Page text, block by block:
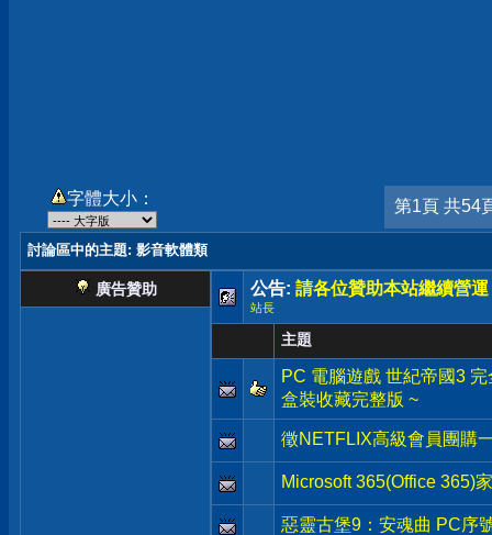
字體大小： 第1頁 共54
討論區中的主題: 影音軟體類
廣告贊助 公告: 請各位贊助本站繼續營運
站長
主題
PC 電腦遊戲 世紀帝國3
盒裝收藏完整版 ~
徵NETFLIX高級會員團購
Microsoft 365(Office 365)
惡靈古堡9：安魂曲 PC序